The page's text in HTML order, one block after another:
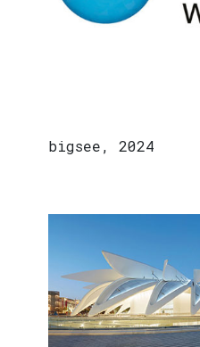
bigsee, 2024